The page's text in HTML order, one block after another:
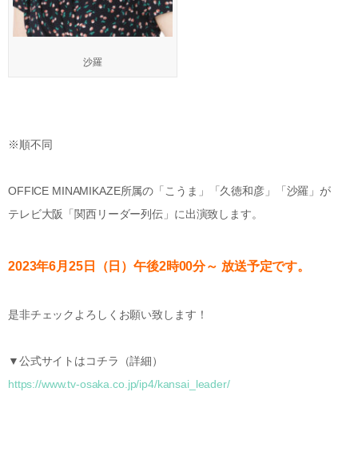
沙羅
※順不同
OFFICE MINAMIKAZE所属の「こうま」「久徳和彦」「沙羅」が
テレビ大阪「関西リーダー列伝」に出演致します。
2023年6月25日（日）午後2時00分～ 放送予定です。
是非チェックよろしくお願い致します！
▼公式サイトはコチラ（詳細）
https://www.tv-osaka.co.jp/ip4/kansai_leader/